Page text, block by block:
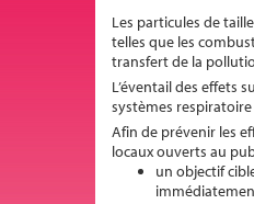
Les particules de
telles que les
transfert de la
L’éventail des effets
systèmes
Afin de prévenir les
locaux ouverts au
un objectif